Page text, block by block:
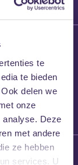
te
te bieden
delen we
onze
analyse. Deze
met andere
ze hebben
services. U